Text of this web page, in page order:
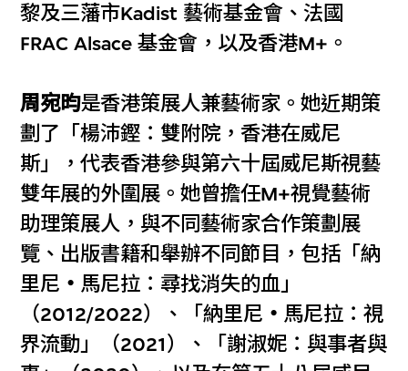
黎及三藩市Kadist 藝術基金會、法國
FRAC Alsace 基金會，以及香港M+。
周宛昀是香港策展人兼藝術家。她近期策
劃了「楊沛鏗：雙附院，香港在威尼
斯」，代表香港參與第六十屆威尼斯視藝
雙年展的外圍展。她曾擔任M+視覺藝術
助理策展人，與不同藝術家合作策劃展
覽、出版書籍和舉辦不同節目，包括「納
里尼 ・ 馬尼拉：尋找消失的血」
（2012/2022）、「納里尼 ・ 馬尼拉：視
界流動」（2021）、「謝淑妮：與事者與